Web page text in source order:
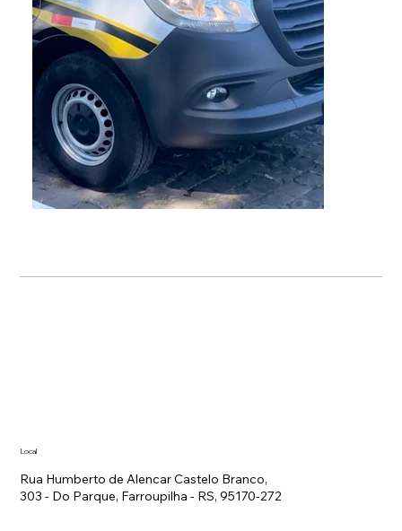
Local
Rua Humberto de Alencar Castelo Branco,
303 - Do Parque, Farroupilha - RS, 95170-272